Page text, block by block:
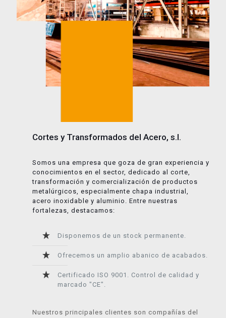
Cortes y Transformados del Acero, s.l.
Somos una empresa que goza de gran experiencia y
conocimientos en el sector, dedicado al corte,
transformación y comercialización de productos
metalúrgicos, especialmente chapa industrial,
acero inoxidable y aluminio. Entre nuestras
fortalezas, destacamos:
Disponemos de un stock permanente.
Ofrecemos un amplio abanico de acabados.
Certificado ISO 9001. Control de calidad y
marcado "CE".
Nuestros principales clientes son compañías del